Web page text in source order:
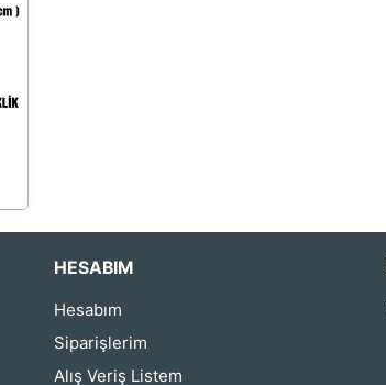
HESABIM
Hesabım
Siparişlerim
Alış Veriş Listem